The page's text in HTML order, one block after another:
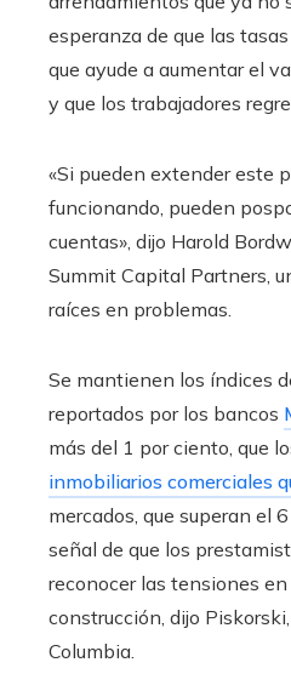
esperanza de que las
que ayude a aumentar el
y que los trabajadores
«Si pueden extender este
funcionando, pueden
cuentas», dijo Harold
Summit Capital Partners,
raíces en problemas.
Se mantienen los índices
reportados por los bancos
más del 1 por ciento, que
inmobiliarios comerciales
mercados, que superan el
señal de que los
reconocer las tensiones
construcción, dijo
Columbia.